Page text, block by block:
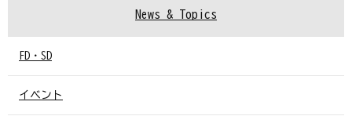
News & Topics
FD・SD
イベント